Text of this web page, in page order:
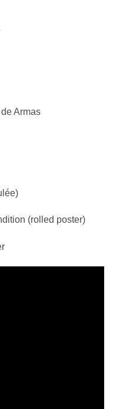
Armas
(rolled poster)